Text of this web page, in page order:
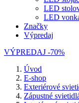
LED
LED
Značky
Výpredaj
VÝPREDAJ -70%
Úvod
E-shop
Exteriérové
Zápustné